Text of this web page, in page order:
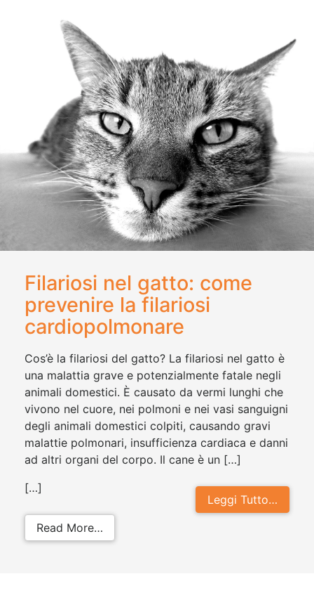
Filariosi nel gatto: come
prevenire la filariosi
cardiopolmonare
Cos’è la filariosi del gatto? La filariosi nel gatto è
una malattia grave e potenzialmente fatale negli
animali domestici. È causato da vermi lunghi che
vivono nel cuore, nei polmoni e nei vasi sanguigni
degli animali domestici colpiti, causando gravi
malattie polmonari, insufficienza cardiaca e danni
ad altri organi del corpo. Il cane è un […]
Leggi Tutto…
[…]
Read More…